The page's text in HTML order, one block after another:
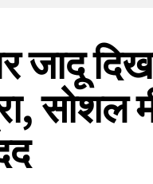
जादू
सोशल